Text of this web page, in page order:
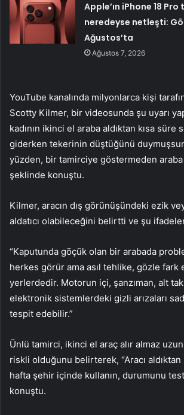
Apple’ın iPhone 18
neredeyse netleşti:
Ağustos’ta
Ağustos 7, 2026
YouTube kanalında milyonlarca kişi
Scotty Kilmer, bir videosunda şu uyarı
kadının ikinci el araba aldıktan kısa süre
giderken tekerinin düştüğünü
yüzden, bir tamirciye göstermeden araba
şeklinde konuştu.
Kilmer, aracın dış görünüşündeki ezik
aldatıcı olabileceğini belirtti ve şu
“Kaputunda göçük olan bir arabada
herkes görür ama asıl tehlike, gözle fark
yerlerdedir. Motorun içi, şanzıman, alt
elektronik sistemlerdeki gizli arızaları
tespit edebilir.”
Ünlü tamirci, ikinci el araç alır almaz uzun
riskli olduğunu belirterek, “Aracı
hafta şehir içinde kullanın, durumunu
konuştu.